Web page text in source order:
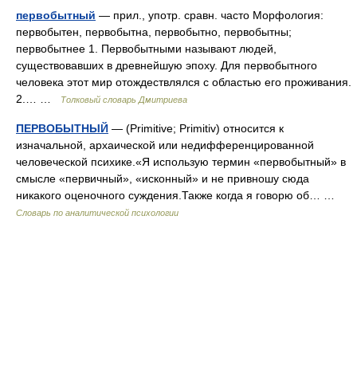
первобытный — прил., употр. сравн. часто Морфология:
первобытен, первобытна, первобытно, первобытны;
первобытнее 1. Первобытными называют людей,
существовавших в древнейшую эпоху. Для первобытного
человека этот мир отождествлялся с областью его проживания.
2.… …
Толковый словарь Дмитриева
ПЕРВОБЫТНЫЙ — (Primitive; Primitiv) относится к
изначальной, архаической или недифференцированной
человеческой психике.«Я использую термин «первобытный» в
смысле «первичный», «исконный» и не привношу сюда
никакого оценочного суждения.Также когда я говорю об… …
Словарь по аналитической психологии